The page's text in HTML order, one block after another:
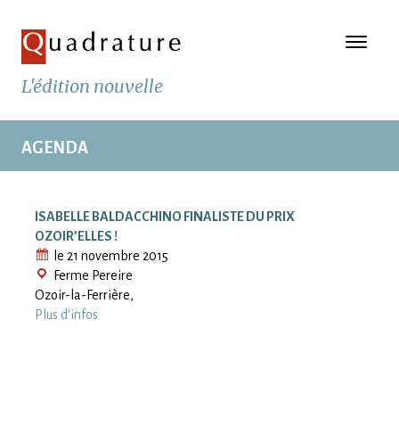
L'édition nouvelle
AGENDA
ISABELLE BALDACCHINO FINALISTE DU PRIX
OZOIR’ELLES !
le 21 novembre 2015
Ferme Pereire
Ozoir-la-Ferrière,
Plus d'infos